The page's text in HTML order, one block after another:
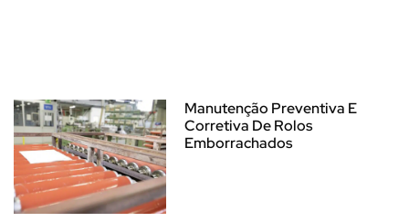
Manutenção Preventiva E
Corretiva De Rolos
Emborrachados